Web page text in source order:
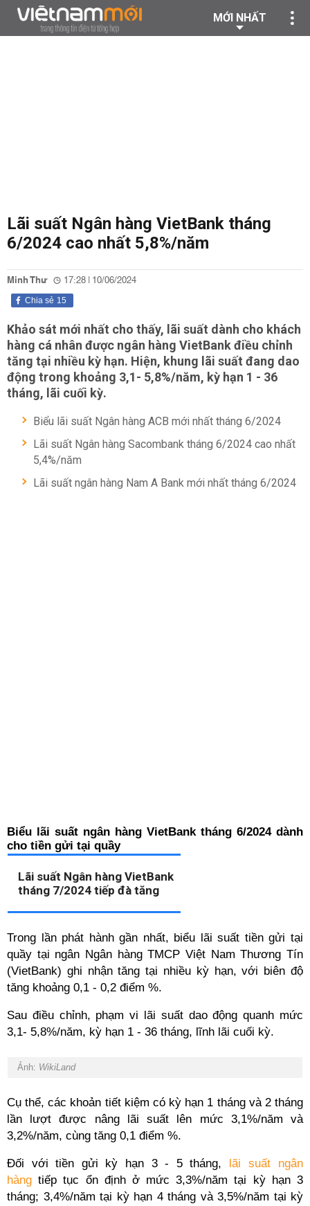
MỚI NHẤT
Lãi suất Ngân hàng VietBank tháng
6/2024 cao nhất 5,8%/năm
Minh Thư 17:28 | 10/06/2024
15
Chia sẻ
Khảo sát mới nhất cho thấy, lãi suất dành cho khách
hàng cá nhân được ngân hàng VietBank điều chỉnh
tăng tại nhiều kỳ hạn. Hiện, khung lãi suất đang dao
động trong khoảng 3,1- 5,8%/năm, kỳ hạn 1 - 36
tháng, lãi cuối kỳ.
Biểu lãi suất Ngân hàng ACB mới nhất tháng 6/2024
Lãi suất Ngân hàng Sacombank tháng 6/2024 cao nhất
5,4%/năm
Lãi suất ngân hàng Nam A Bank mới nhất tháng 6/2024
Biểu lãi suất ngân hàng VietBank tháng 6/2024 dành
cho tiền gửi tại quầy
Lãi suất Ngân hàng VietBank
tháng 7/2024 tiếp đà tăng
Trong lần phát hành gần nhất, biểu lãi suất tiền gửi tại
quầy tại ngân Ngân hàng TMCP Việt Nam Thương Tín
(VietBank) ghi nhận tăng tại nhiều kỳ hạn, với biên độ
tăng khoảng 0,1 - 0,2 điểm %.
Sau điều chỉnh, phạm vi lãi suất dao động quanh mức
3,1- 5,8%/năm, kỳ hạn 1 - 36 tháng, lĩnh lãi cuối kỳ.
Ảnh: WikiLand
Cụ thể, các khoản tiết kiệm có kỳ hạn 1 tháng và 2 tháng
lần lượt được nâng lãi suất lên mức 3,1%/năm và
3,2%/năm, cùng tăng 0,1 điểm %.
Đối với tiền gửi kỳ hạn 3 - 5 tháng, lãi suất ngân
hàng tiếp tục ổn định ở mức 3,3%/năm tại kỳ hạn 3
tháng; 3,4%/năm tại kỳ hạn 4 tháng và 3,5%/năm tại kỳ